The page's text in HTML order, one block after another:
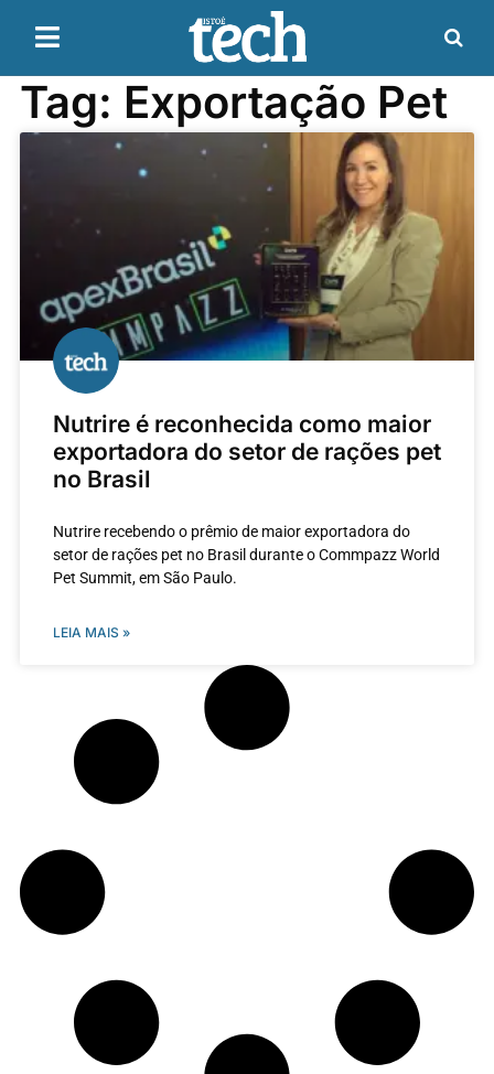
Tag: Exportação Pet
Nutrire é reconhecida como maior
exportadora do setor de rações pet
no Brasil
Nutrire recebendo o prêmio de maior exportadora do
setor de rações pet no Brasil durante o Commpazz World
Pet Summit, em São Paulo.
LEIA MAIS »